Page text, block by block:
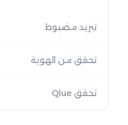
تبريد مضبوط
تحقق من الهوية
تحقق Qlue